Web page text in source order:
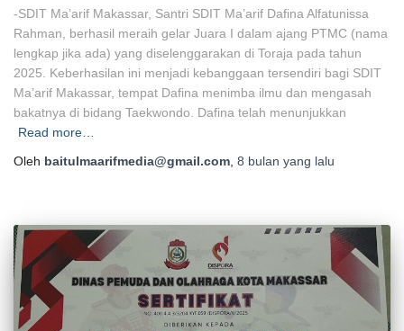
-SDIT Ma’arif Makassar, Santri SDIT Ma’arif Dafina Alfatunissa
Rahman, berhasil meraih gelar Juara I dalam ajang PTMC (nama
lengkap jika ada) yang diselenggarakan di Toraja pada tahun
2025. Keberhasilan ini menjadi kebanggaan tersendiri bagi SDIT
Ma’arif Makassar, tempat Dafina menimba ilmu dan mengasah
bakatnya di bidang Taekwondo. Dafina telah menunjukkan
Read more…
Oleh baitulmaarifmedia@gmail.com 8 bulan yang lalu